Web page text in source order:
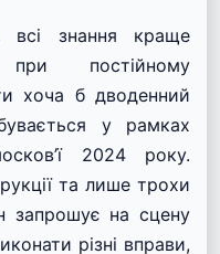
знання краще
постійному
хоча б дводенний
у рамках
2024 року.
та лише трохи
запрошує на сцену
різні вправи,